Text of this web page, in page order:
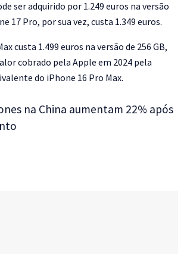
ser adquirido por 1.249 euros na versão
17 Pro, por sua vez, custa 1.349 euros.
custa 1.499 euros na versão de 256 GB,
cobrado pela Apple em 2024 pela
do iPhone 16 Pro Max.
na China aumentam 22% após